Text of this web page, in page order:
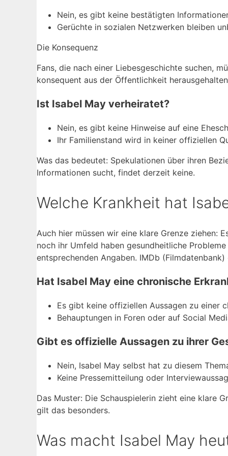
Nein, es gibt keine bestätigten
Gerüchte in sozialen Netzwerken bleiben
Die Konsequenz
Fans, die nach einer Liebesgeschichte suchen,
konsequent aus der Öffentlichkeit
Ist Isabel May verheiratet?
Nein, es gibt keine Hinweise auf eine
Ihr Familienstand wird in keiner offiziellen
Was das bedeutet: Spekulationen über ihren
Informationen sucht, findet derzeit keine.
Welche Krankheit hat
Auch hier müssen wir eine klare Grenze ziehen:
noch ihr Umfeld haben gesundheitliche
entsprechenden Angaben. IMDb
Hat Isabel May eine chronische
Es gibt keine offiziellen Aussagen zu einer
Behauptungen in Foren oder auf Social
Gibt es offizielle Aussagen zu ihrer
Nein, Isabel May selbst hat zu diesem
Keine Pressemitteilung oder
Das Muster: Die Schauspielerin zieht eine klare
gilt das besonders.
Was macht Isabel May